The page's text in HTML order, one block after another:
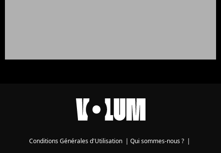
Conditions Générales d'Utilisation | Qui sommes-nous ? |